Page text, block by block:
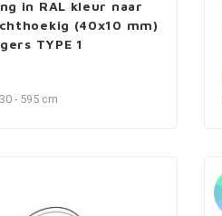
in RAL kleur naar
(40x10 mm)
TYPE 1
- 595 cm